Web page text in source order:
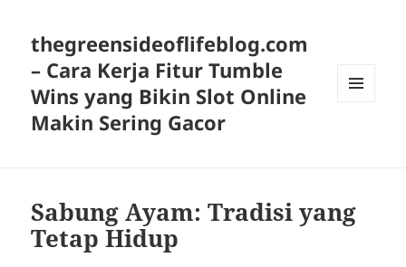
thegreensideoflifeblog.com
– Cara Kerja Fitur Tumble
Wins yang Bikin Slot Online
Makin Sering Gacor
Sabung Ayam: Tradisi yang
Tetap Hidup